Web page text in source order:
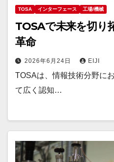
TOSA インターフェース 工場/機械
TOSAで未来を切り
革命
2026年6月24日 EIJI
TOSAは、情報技術分野に
て広く認知…